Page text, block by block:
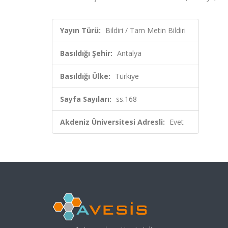
Yayın Türü: Bildiri / Tam Metin Bildiri
Basıldığı Şehir: Antalya
Basıldığı Ülke: Türkiye
Sayfa Sayıları: ss.168
Akdeniz Üniversitesi Adresli: Evet